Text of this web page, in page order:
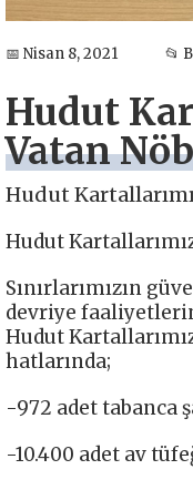
📅 Nisan 8, 2021 📂
Hudut
Vatan
Hudut
Hudut
Sınırlarımızın
devriye
Hudut
hatlarında;
-972 adet tabanca
-10.400 adet av